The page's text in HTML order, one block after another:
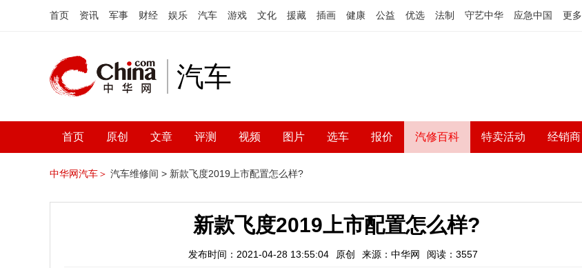
首页 资讯 军事 财经 娱乐 汽车 游戏 文化 援藏 插画 健康 公益 优选 法制 守艺中华 应急中国 更多
汽车
首页 原创 文章 评测 视频 图片 选车 报价 汽修百科 特卖活动 经销商
中华网汽车＞ 汽车维修间 > 新款飞度2019上市配置怎么样?
新款飞度2019上市配置怎么样?
发布时间：2021-04-28 13:55:04 原创 来源：中华网 阅读：3557